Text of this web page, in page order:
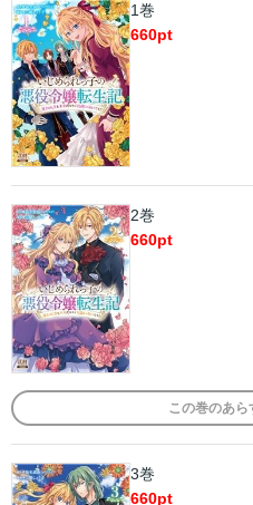
いいじゃない！家族を守るため、
開始するのだが、なぜか攻略対象
1巻
660pt
2巻
660pt
この巻のあら
3巻
660pt